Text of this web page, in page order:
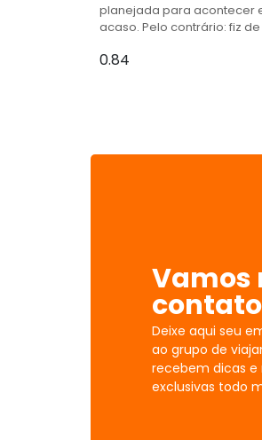
planejada para acontecer
acaso. Pelo contrário: fiz
Vamos
Deixe aqui seu
ao grupo de
recebem dicas e
exclusivas todo